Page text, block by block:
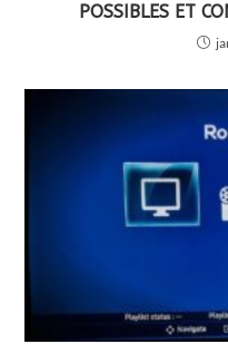
POSSIBLES ET